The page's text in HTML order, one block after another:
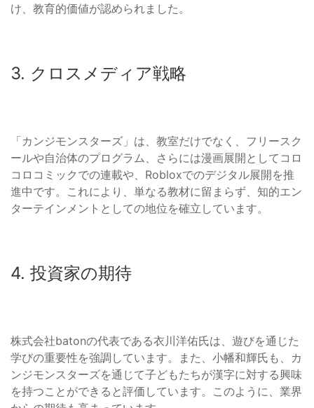
け、教育的価値が認められました。
3. クロスメディア戦略
「カンジモンスターズ」は、教室だけでなく、フリースク
ールや自治体のプログラム、さらには漫画展開としてコロ
コロコミックでの連載や、Robloxでのデジタル展開を推
進中です。これにより、単なる教材に留まらず、知的エン
ターテインメントとしての地位を確立しています。
4. 投資家の期待
株式会社batonの代表である衣川洋佑氏は、遊びを通じた
学びの重要性を強調しています。また、小幡和輝氏も、カ
ンジモンスターズを通じて子どもたちが漢字に対する興味
を持つことができると評価しています。このように、業界